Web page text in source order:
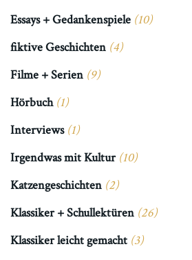
Essays + Gedankenspiele (10)
fiktive Geschichten (4)
Filme + Serien (9)
Hörbuch(1)
Interviews(1)
Irgendwas mit Kultur(10)
Katzengeschichten (2)
Klassiker + Schullektüren (26)
Klassiker leicht gemacht (3)